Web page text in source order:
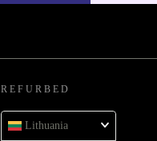
REFURBED
Lithuania